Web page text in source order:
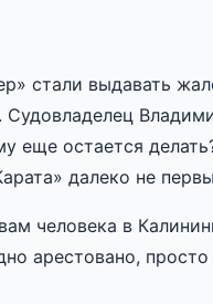
стали выдавать
Судовладелец
еще остается
далеко не
человека в
арестовано,